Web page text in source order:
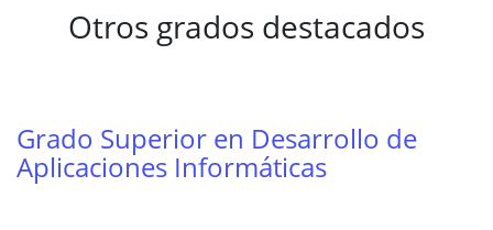
Otros grados destacados
Grado Superior en Desarrollo de
Aplicaciones Informáticas